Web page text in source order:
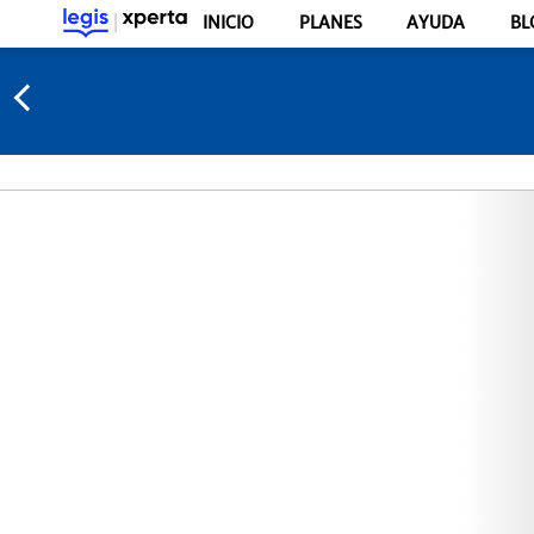
INICIO PLANES AYUDA